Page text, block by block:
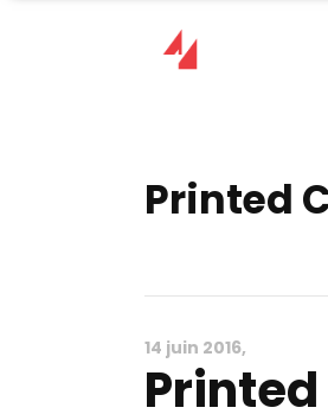
Printed
14 juin 2016